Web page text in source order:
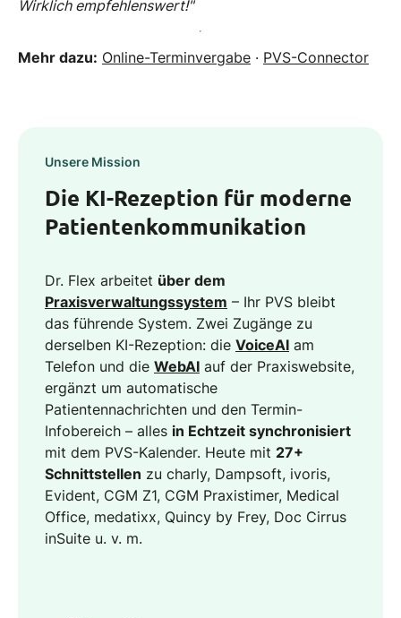
Wirklich empfehlenswert!"
Mehr dazu: Online-Terminvergabe · PVS-Connector
Unsere Mission
Die KI-Rezeption für moderne
Patientenkommunikation
Dr. Flex arbeitet über dem
Praxisverwaltungssystem – Ihr PVS bleibt
das führende System. Zwei Zugänge zu
derselben KI-Rezeption: die VoiceAI am
Telefon und die WebAI auf der Praxiswebsite,
ergänzt um automatische
Patientennachrichten und den Termin-
Infobereich – alles in Echtzeit synchronisiert
mit dem PVS-Kalender. Heute mit 27+
Schnittstellen zu charly, Dampsoft, ivoris,
Evident, CGM Z1, CGM Praxistimer, Medical
Office, medatixx, Quincy by Frey, Doc Cirrus
inSuite u. v. m.